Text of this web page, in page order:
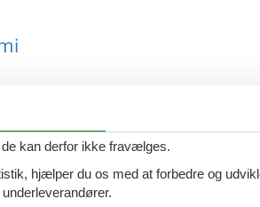
kan derfor ikke fravælges.
hjælper du os med at forbedre og